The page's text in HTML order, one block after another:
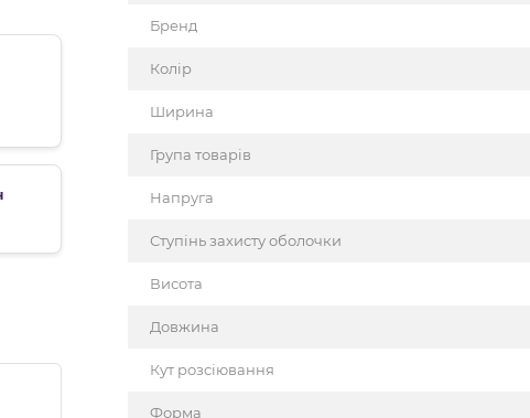
Бренд
Колір
Ширина
Група товарів
Напруга
Ступінь захисту оболочки
Висота
Довжина
Кут розсіювання
Форма